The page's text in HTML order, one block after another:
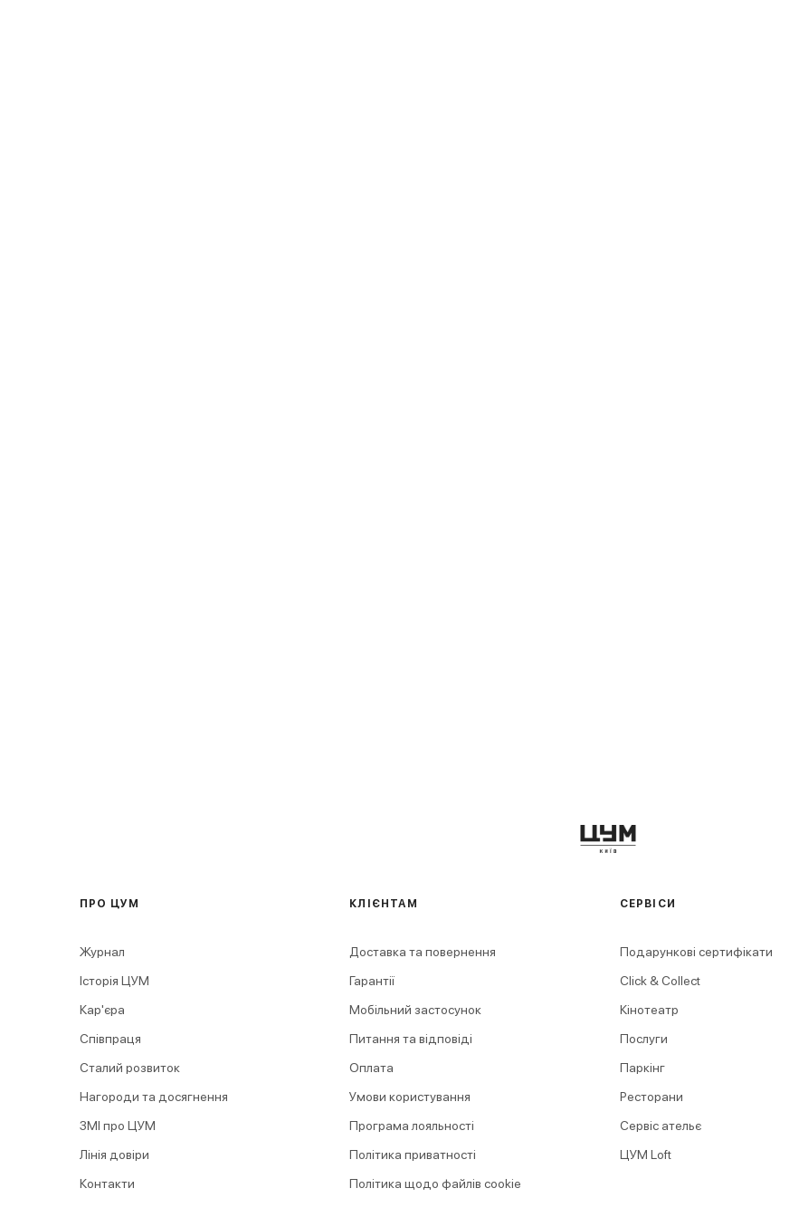
ПРО ЦУМ
Журнал
Історія ЦУМ
Кар'єра
Співпраця
Сталий розвиток
Нагороди та досягнення
ЗМІ про ЦУМ
Лінія довіри
Контакти
КЛІЄНТАМ
Доставка та повернення
Гарантії
Мобільний застосунок
Питання та відповіді
Оплата
Умови користування
Програма лояльності
Політика приватності
Політика щодо файлів cookie
СЕРВІСИ
Подарункові сертифікати
Click & Collect
Кінотеатр
Послуги
Паркінг
Ресторани
Сервіс ательє
ЦУМ Loft